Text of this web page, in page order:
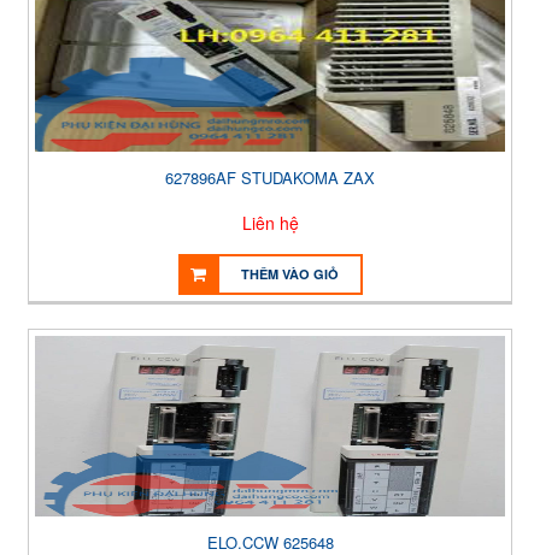
627896AF STUDAKOMA ZAX
Liên hệ
THÊM VÀO GIỎ
ELO.CCW 625648